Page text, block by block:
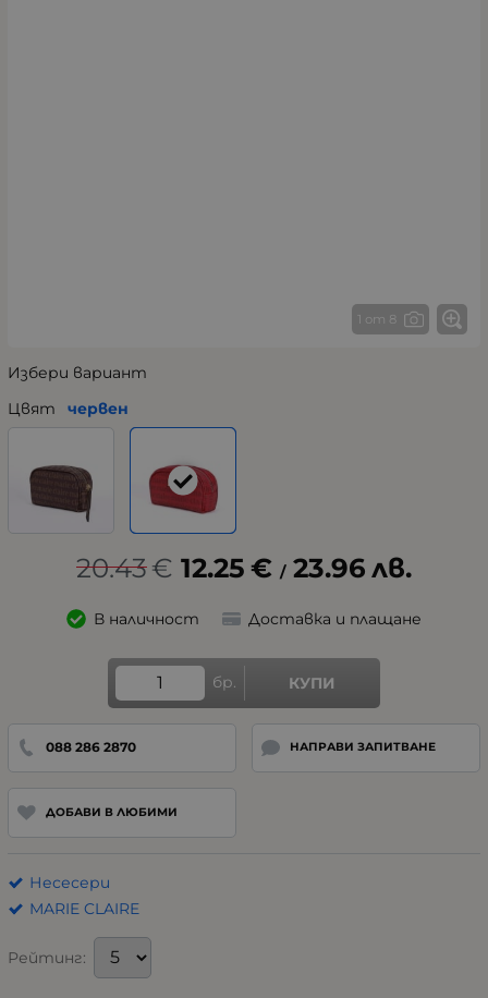
1 от 8
Избери вариант
Цвят
червен
20.43€ 12.25 € / 23.96 лв.
В наличност Доставка и плащане
бр. КУПИ
088 286 2870 НАПРАВИ ЗАПИТВАНЕ
ДОБАВИ В ЛЮБИМИ
Несесери
MARIE CLAIRE
Рейтинг: